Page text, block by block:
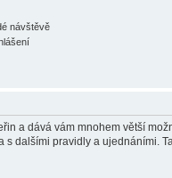
návštěvě
a dává vám mnohem větší
dalšími pravidly a ujednáními.